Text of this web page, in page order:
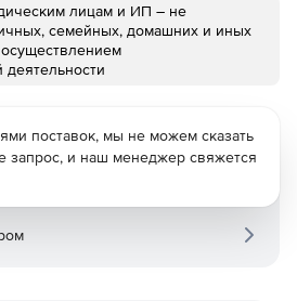
лицам и ИП – не
семейных, домашних и иных
деятельности
поставок, мы не можем сказать
запрос, и наш менеджер свяжется